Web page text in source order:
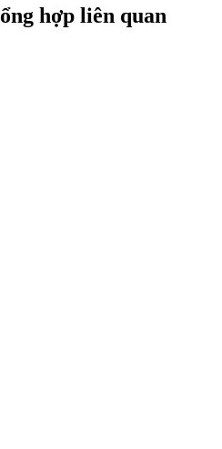
hợp liên quan